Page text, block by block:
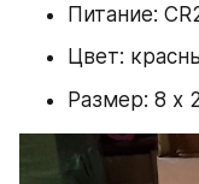
Питание:
Цвет:
Размер: 8 x